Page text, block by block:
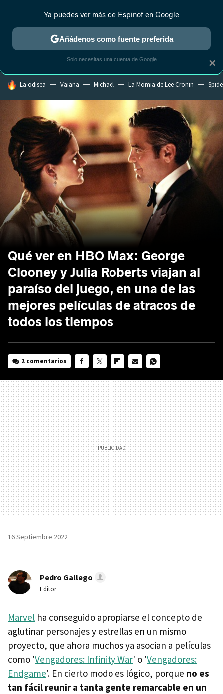
MENÚ NUEVO
ESTRENOS REALITY ANIME RANKINGS CINE
HOY SE HABLA DE
La odisea Vaiana Michael La Momia de Lee Cronin
Qué ver en HBO Max: George
Clooney y Julia Roberts viajan al
paraíso del juego, en una de las
mejores películas de atracos de
todos los tiempos
2 comentarios
MAIL
16 Septiembre 2022
Pedro Gallego
Editor
Marvel ha conseguido apropiarse el concepto de
aglutinar personajes y estrellas en un mismo
proyecto, que ahora muchos ya asocian a películas
como 'Vengadores: Infinity War' o 'Vengadores:
Endgame'. En cierto modo es lógico, porque no es
tan fácil reunir a tanta gente remarcable en un
×
Ya puedes ver más de Espinof en Google
Añádenos como fuente preferida
Solo necesitas una cuenta de Google